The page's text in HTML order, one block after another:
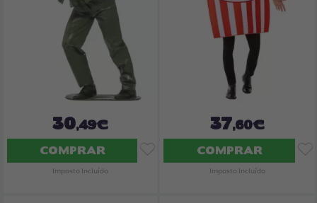
30,49€
COMPRAR
Imposto Incluído
37,60€
COMPRAR
Imposto Incluído